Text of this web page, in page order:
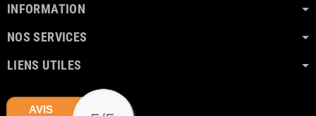
INFORMATION
NOS SERVICES
LIENS UTILES
AVIS